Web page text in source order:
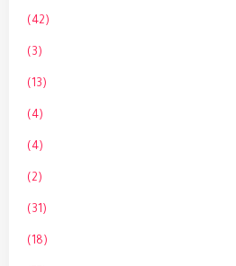
(42)
(3)
(13)
(4)
(4)
(2)
(31)
(18)